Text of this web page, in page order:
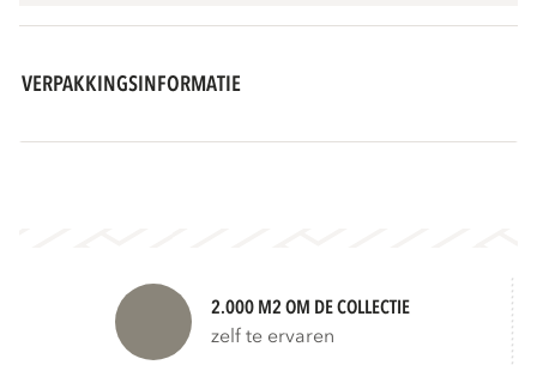
VERPAKKINGSINFORMATIE
2.000 M2 OM DE COLLECTIE
zelf te ervaren